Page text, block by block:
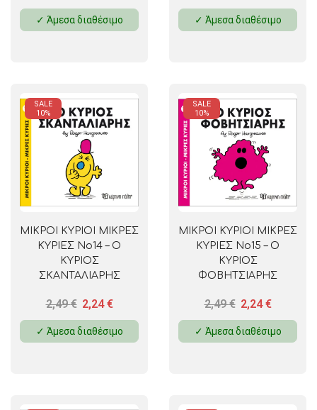
✓ Άμεσα διαθέσιμο ✓ Άμεσα διαθέσιμο
SALE
10%
ΜΙΚΡΟΙ ΚΥΡΙΟΙ ΜΙΚΡΕΣ
ΚΥΡΙΕΣ No14 – Ο
ΚΥΡΙΟΣ
ΣΚΑΝΤΑΛΙΑΡΗΣ
2,49€ 2,24€
✓ Άμεσα διαθέσιμο
SALE
10%
ΜΙΚΡΟΙ ΚΥΡΙΟΙ ΜΙΚΡΕΣ
ΚΥΡΙΕΣ No15 – Ο
ΚΥΡΙΟΣ
ΦΟΒΗΤΣΙΑΡΗΣ
2,49€ 2,24€
✓ Άμεσα διαθέσιμο